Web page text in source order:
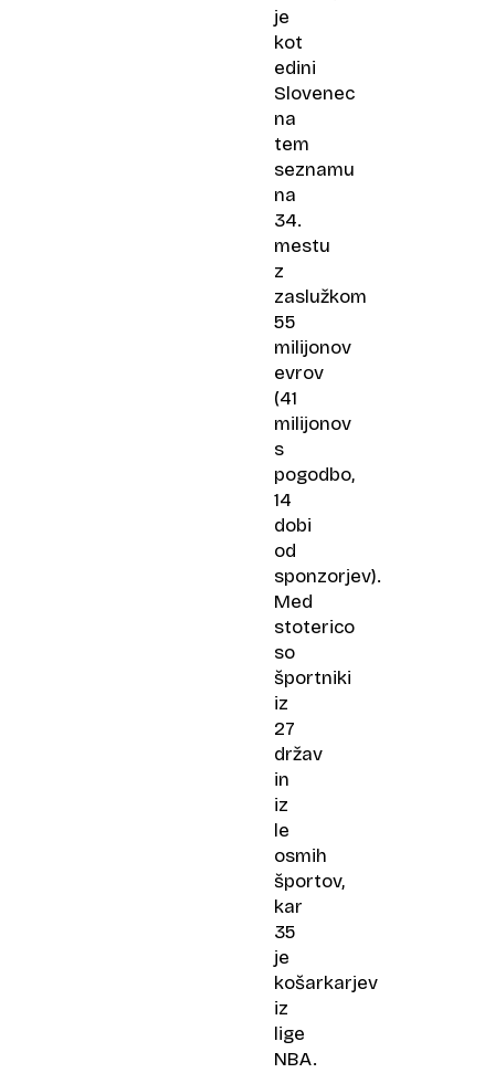
je
kot
edini
Slovenec
na
tem
seznamu
na
34.
mestu
z
zaslužkom
55
milijonov
evrov
(41
milijonov
s
pogodbo,
14
dobi
od
sponzorjev).
Med
stoterico
so
športniki
iz
27
držav
in
iz
le
osmih
športov,
kar
35
je
košarkarjev
iz
lige
NBA.